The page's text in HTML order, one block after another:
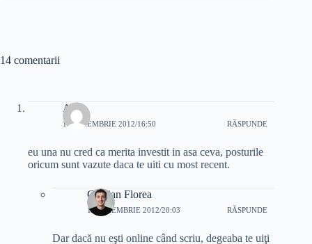
14 comentarii
Ana-
13 NOIEMBRIE 2012/16:50 RĂSPUNDE
eu una nu cred ca merita investit in asa ceva, posturile
oricum sunt vazute daca te uiti cu most recent.
Cristian Florea
13 NOIEMBRIE 2012/20:03 RĂSPUNDE
Dar dacă nu eşti online când scriu, degeaba te uiţi